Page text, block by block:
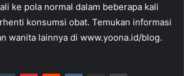
ke pola normal dalam beberapa kali
konsumsi obat. Temukan informasi
wanita lainnya di www.yoona.id/blog.